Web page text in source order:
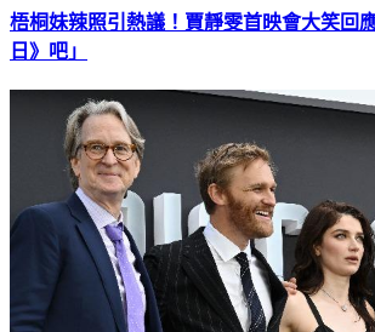
梧桐妹辣照引熱議！賈靜雯首映會大笑回
日》吧」